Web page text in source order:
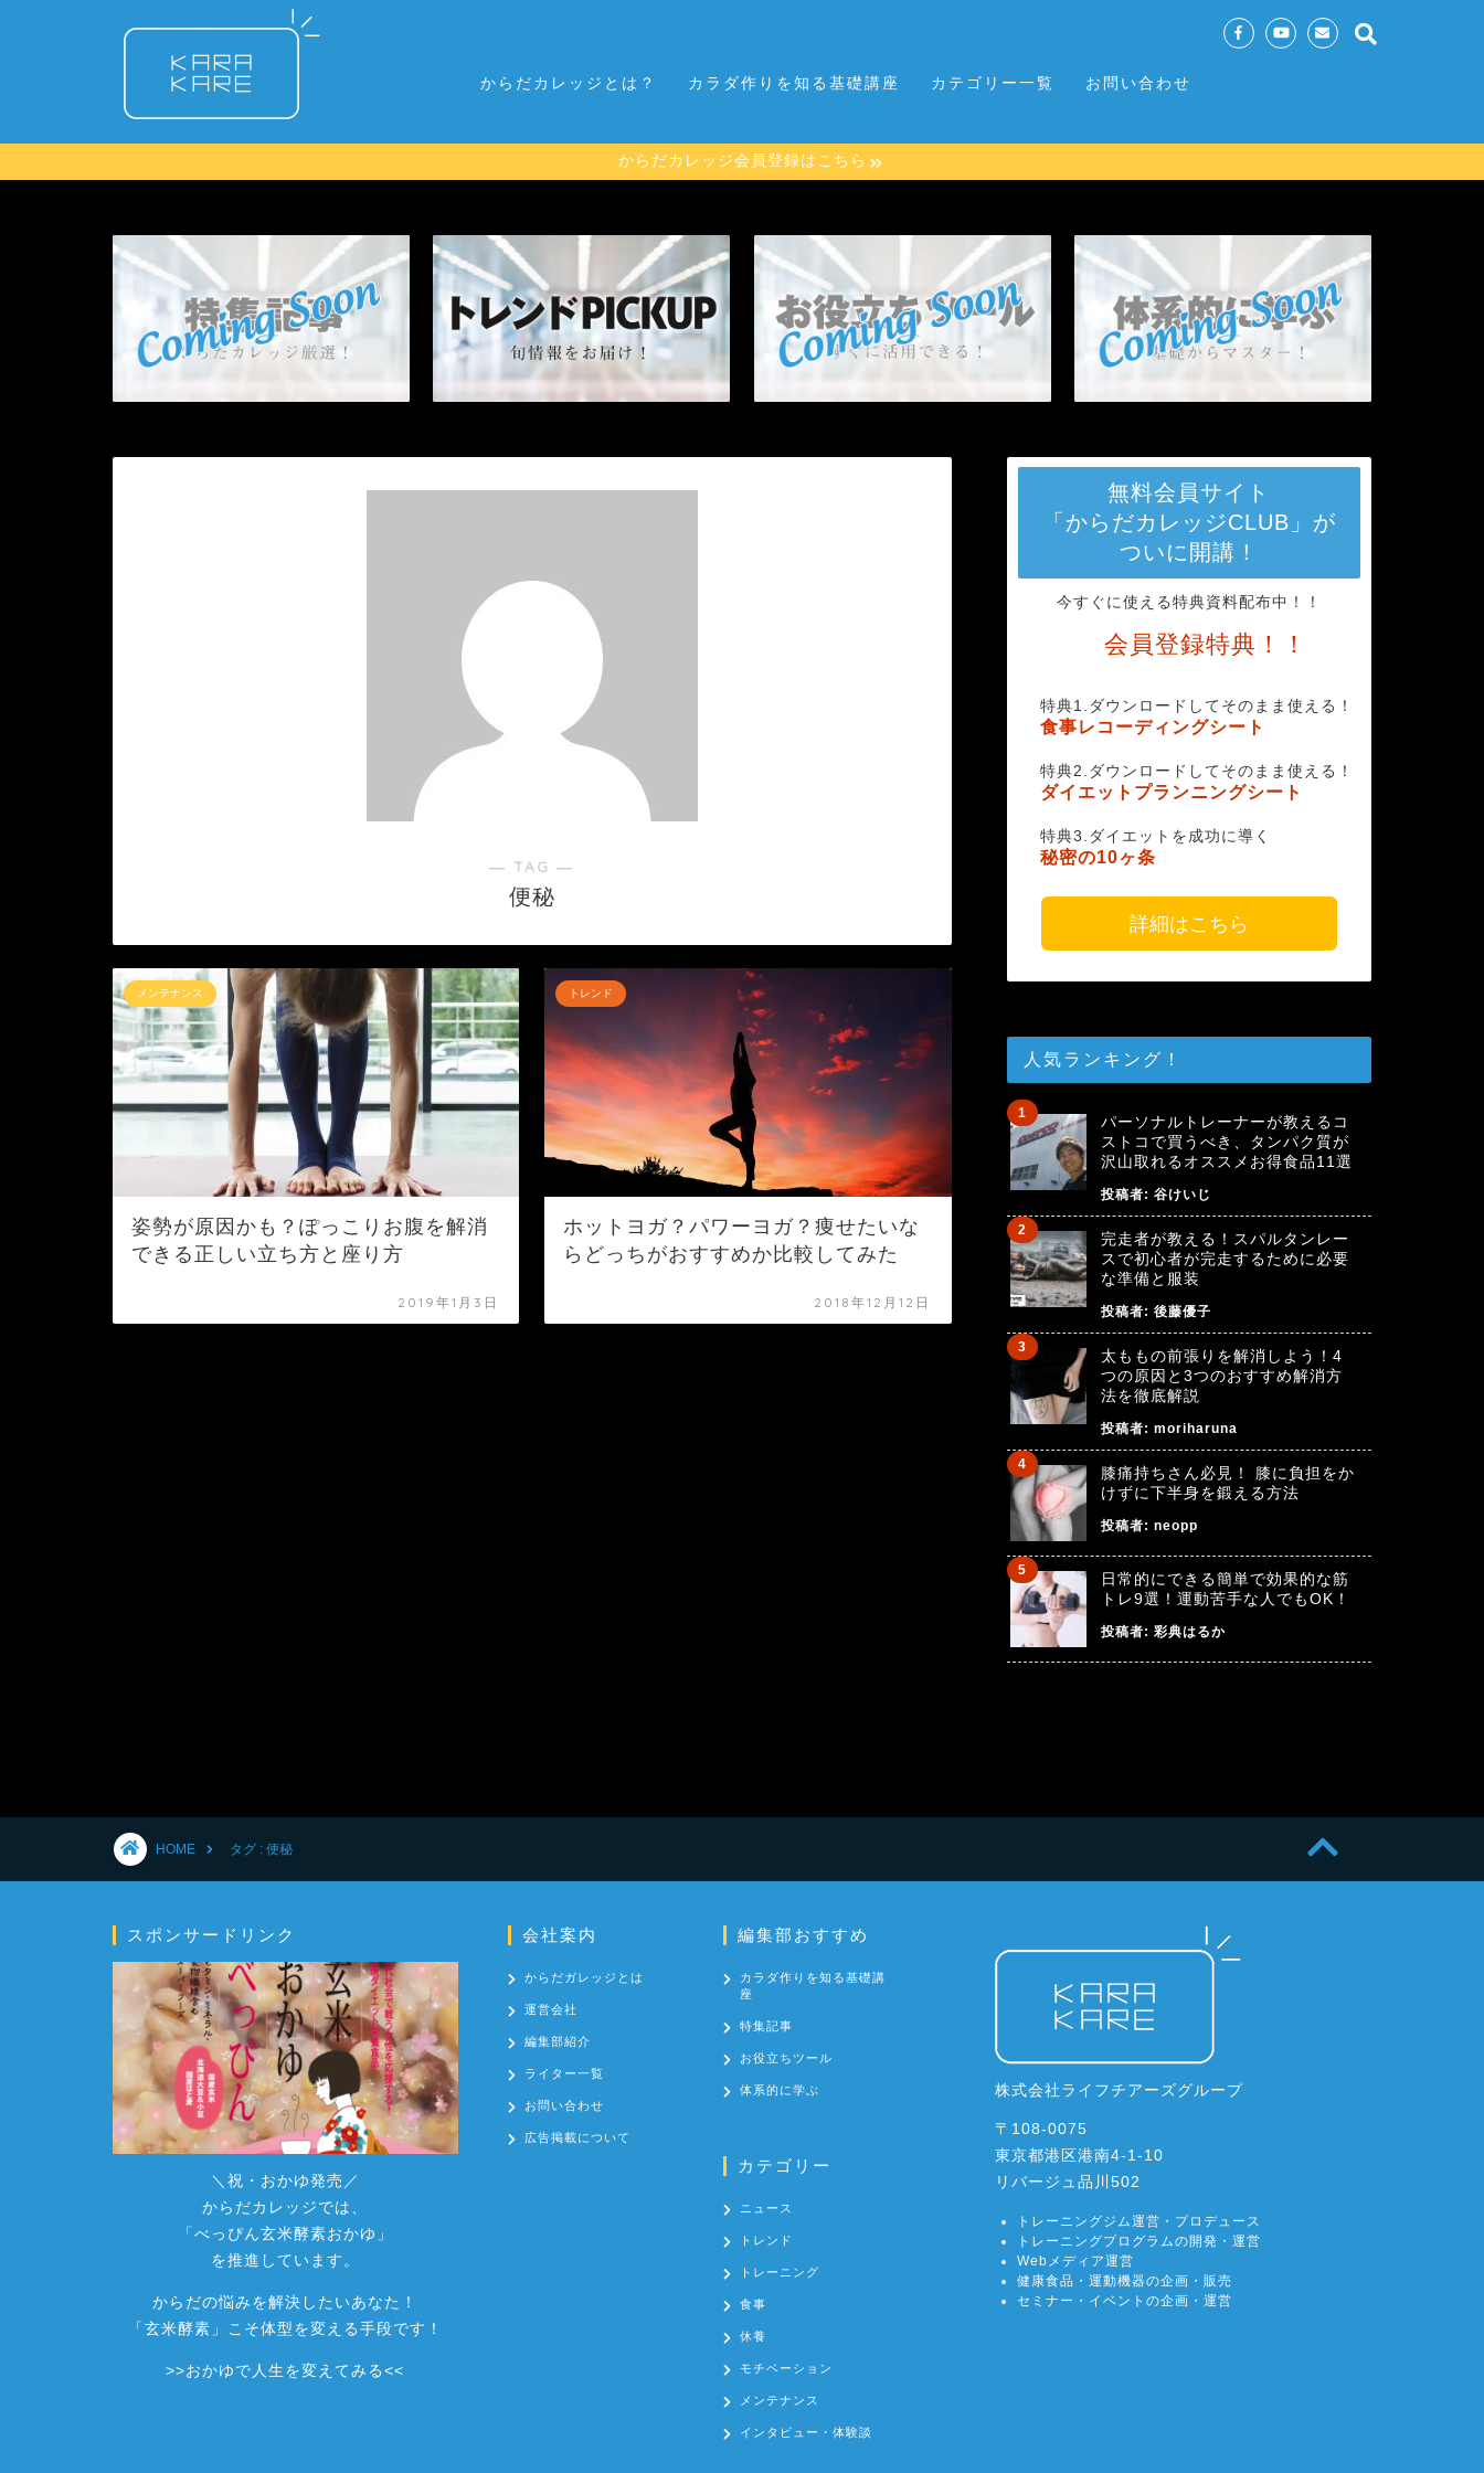
からだカレッジとは？ カラダ作りを知る基礎講座 カテゴリー一覧 お問い合わせ
からだカレッジ会員登録はこちら
― TAG ―
便秘
メンテナンス
姿勢が原因かも？ぽっこりお腹を解消
できる正しい立ち方と座り方
2019年1月3日
トレンド
ホットヨガ？パワーヨガ？痩せたいな
らどっちがおすすめか比較してみた
2018年12月12日
無料会員サイト
「からだカレッジCLUB」が
ついに開講！
今すぐに使える特典資料配布中！！
会員登録特典！！
特典1.ダウンロードしてそのまま使える！
食事レコーディングシート
特典2.ダウンロードしてそのまま使える！
ダイエットプランニングシート
特典3.ダイエットを成功に導く
秘密の10ヶ条
詳細はこちら
人気ランキング！
パーソナルトレーナーが教えるコ
ストコで買うべき、タンパク質が
沢山取れるオススメお得食品11選
投稿者: 谷けいじ
完走者が教える！スパルタンレー
スで初心者が完走するために必要
な準備と服装
投稿者: 後藤優子
太ももの前張りを解消しよう！4
つの原因と3つのおすすめ解消方
法を徹底解説
投稿者: moriharuna
膝痛持ちさん必見！ 膝に負担をか
けずに下半身を鍛える方法
投稿者: neopp
日常的にできる簡単で効果的な筋
トレ9選！運動苦手な人でもOK！
投稿者: 彩典はるか
HOME タグ : 便秘
スポンサードリンク
＼祝・おかゆ発売／
からだカレッジでは、
「べっぴん玄米酵素おかゆ」
を推進しています。
からだの悩みを解決したいあなた！
「玄米酵素」こそ体型を変える手段です！
>>おかゆで人生を変えてみる<<
会社案内
からだガレッジとは
運営会社
編集部紹介
ライター一覧
お問い合わせ
広告掲載について
編集部おすすめ
カラダ作りを知る基礎講
座
特集記事
お役立ちツール
体系的に学ぶ
カテゴリー
ニュース
トレンド
トレーニング
食事
休養
モチベーション
メンテナンス
インタビュー・体験談
株式会社ライフチアーズグループ
〒108-0075
東京都港区港南4-1-10
リバージュ品川502
トレーニングジム運営・プロデュース
トレーニングプログラムの開発・運営
Webメディア運営
健康食品・運動機器の企画・販売
セミナー・イベントの企画・運営